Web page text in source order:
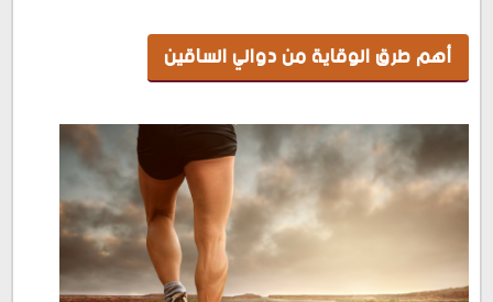
أهم طرق الوقاية من دوالي الساقين